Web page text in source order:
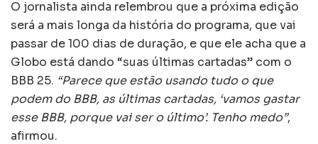
O jornalista ainda relembrou que a próxima edição
será a mais longa da história do programa, que vai
passar de 100 dias de duração, e que ele acha que a
Globo está dando “suas últimas cartadas” com o
BBB 25. “Parece que estão usando tudo o que
podem do BBB, as últimas cartadas, ‘vamos gastar
esse BBB, porque vai ser o último’. Tenho medo”,
afirmou.